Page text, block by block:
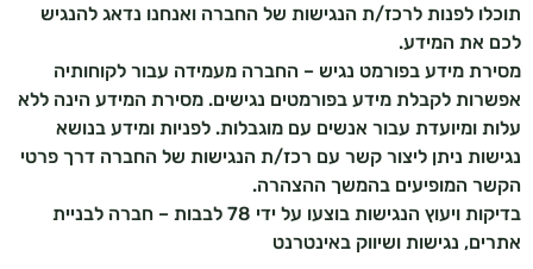
תוכלו לפנות לרכז/ת הנגישות של החברה ואנחנו נדאג להנגיש
לכם את המידע.
מסירת מידע בפורמט נגיש – החברה מעמידה עבור לקוחותיה
אפשרות לקבלת מידע בפורמטים נגישים. מסירת המידע הינה ללא
עלות ומיועדת עבור אנשים עם מוגבלות. לפניות ומידע בנושא
נגישות ניתן ליצור קשר עם רכז/ת הנגישות של החברה דרך פרטי
הקשר המופיעים בהמשך ההצהרה.
בדיקות ויעוץ הנגישות בוצעו על ידי 78 לבבות – חברה לבניית
אתרים, נגישות ושיווק באינטרנט